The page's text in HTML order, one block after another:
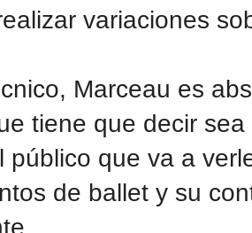
variaciones
Marceau es
tiene que decir
público que va a
de ballet y su